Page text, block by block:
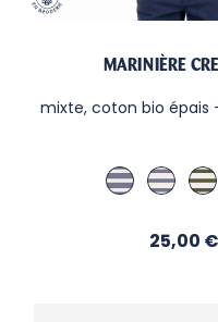
MARINIÈRE
mixte, coton bio épais
Jean / Sable
Sable
Prix
25,00 €